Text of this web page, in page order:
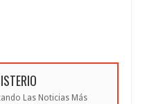
Las Noticias Más